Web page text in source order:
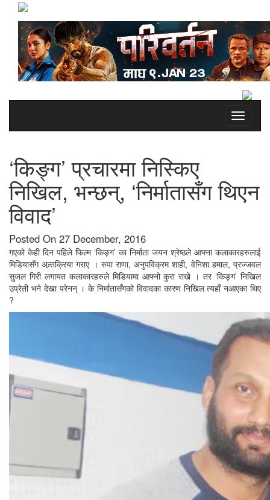
Toggle
‘किङ्ग’ प्रचारमा निस्किए
निखिल, भन्छन्, ‘निर्मातासँग थिएन
विवाद’
Posted On 27 December, 2016
गएको केही दिन पहिले फिल्म ‘किङ्ग’ का निर्माता जयन श्रेष्ठले आफ्ना कलाकारहरुलाई
मिडियासँग अन्र्तक्रिया गराए । रुपा राणा, अनुपविक्रम शाही, वेनिशा हमाल, प्रज्जवल
सुजल गिरी लगायत कलाकारहरुले मिडियामा आफ्नो कुरा राखे । तर ‘किङ्ग’ निखिल
उप्रेती भने देखा परेनन् । के निर्मातासँगको विवादका कारण निखिल त्यहाँ नआएका थिए
?